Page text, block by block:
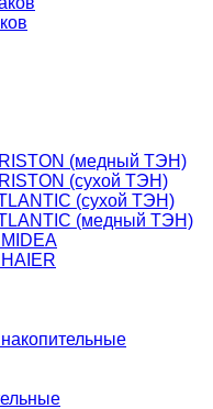
(медный ТЭН)
(сухой ТЭН)
(сухой ТЭН)
(медный ТЭН)